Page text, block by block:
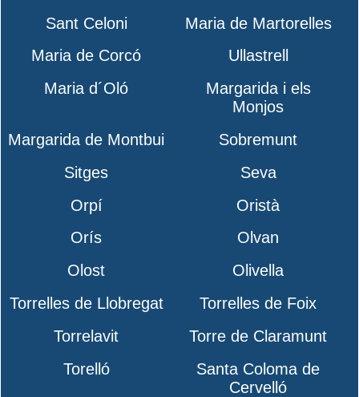
Sant Celoni
Maria de Martorelles
Maria de Corcó
Ullastrell
Maria d´Oló
Margarida i els
Monjos
Margarida de Montbui
Sobremunt
Sitges
Seva
Orpí
Oristà
Orís
Olvan
Olost
Olivella
Torrelles de Llobregat
Torrelles de Foix
Torrelavit
Torre de Claramunt
Torelló
Santa Coloma de
Cervelló